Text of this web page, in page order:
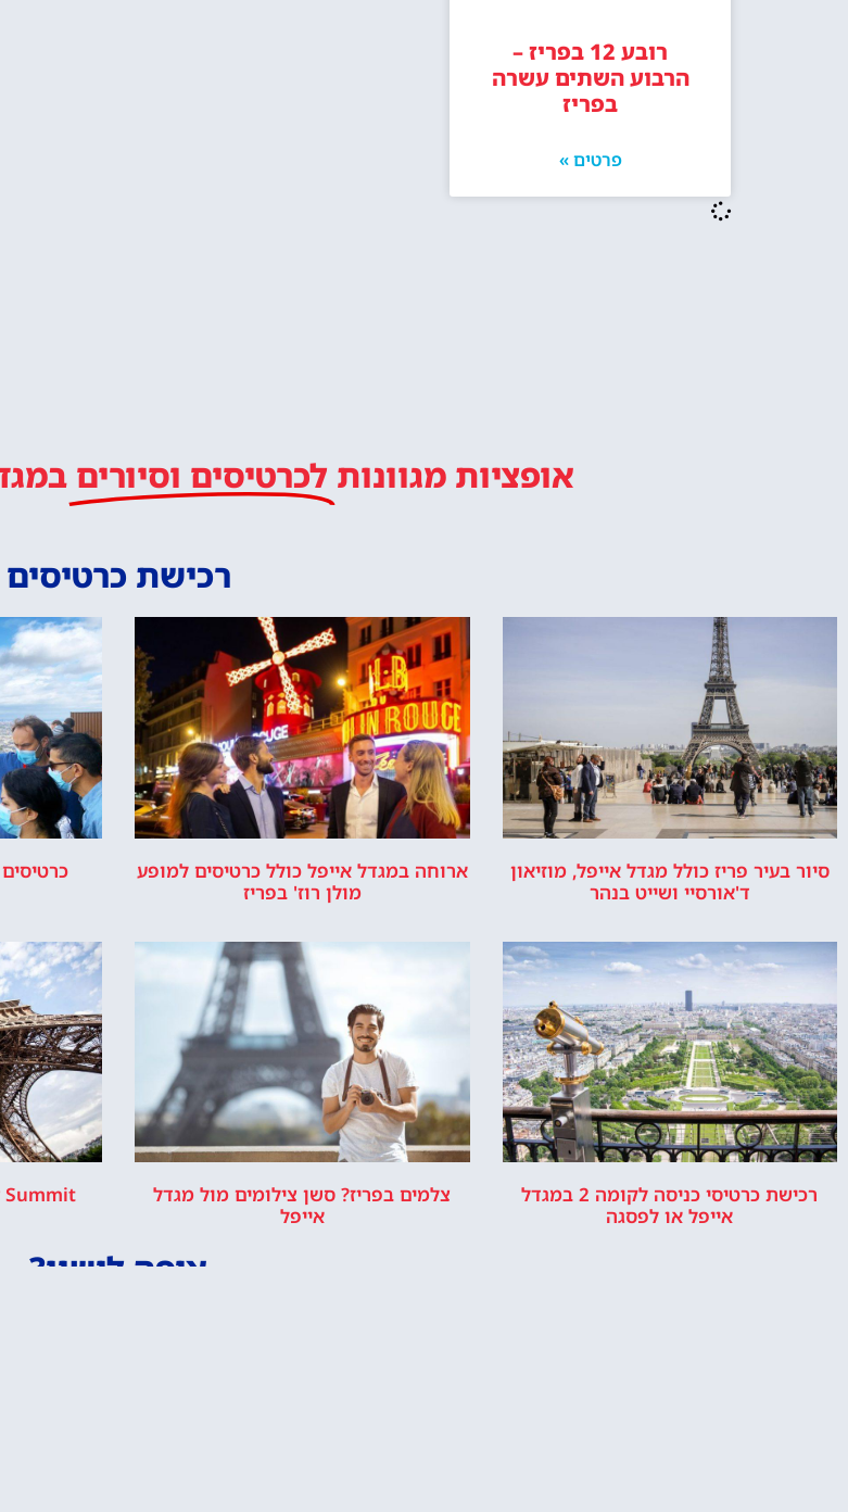
רובע 12 בפריז –
הרבוע השתים עשרה
בפריז
פרטים »
אופציות מגוונות לכרטיסים וסיורים
רכישת כרטיסים
סיור בעיר פריז כולל מגדל אייפל, מוזיאון
ד'אורסיי ושייט בנהר
ארוחה במגדל אייפל כולל כרטיסים למופע
מולן רוז' בפריז
כרטיסים לקומה
רכישת כרטיסי כניסה לקומה 2 במגדל
אייפל או לפסגה
צלמים בפריז? סשן צילומים מול מגדל
אייפל
איפה לישון?